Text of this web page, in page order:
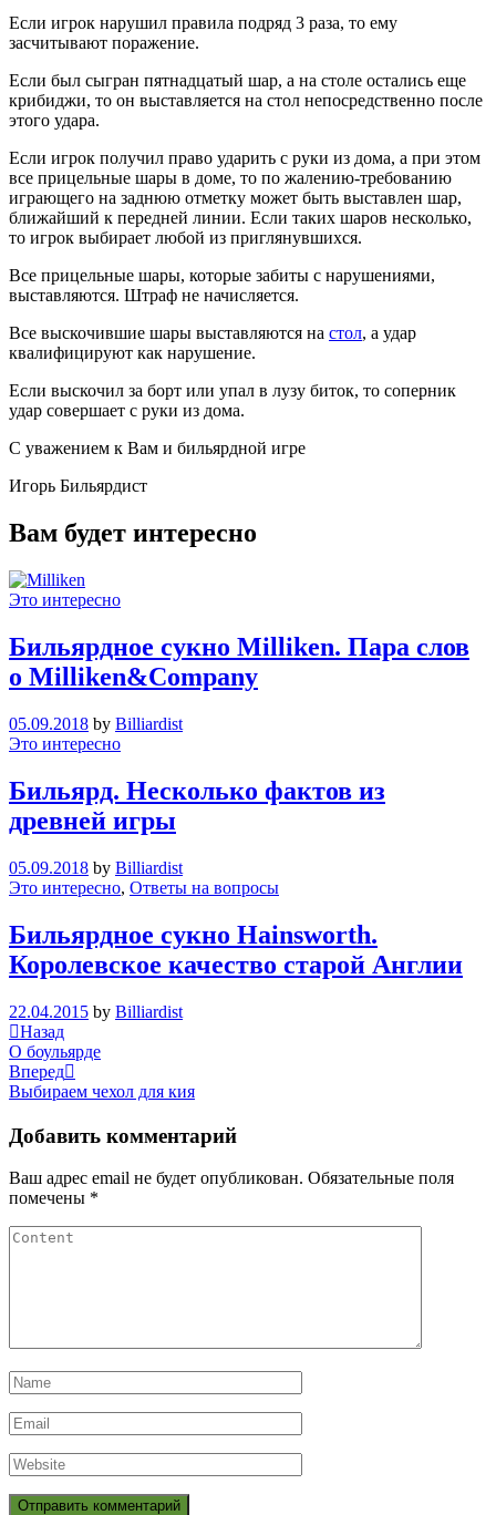
Если игрок нарушил правила подряд 3 раза, то ему
засчитывают поражение.
Если был сыгран пятнадцатый шар, а на столе остались еще
крибиджи, то он выставляется на стол непосредственно после
этого удара.
Если игрок получил право ударить с руки из дома, а при этом
все прицельные шары в доме, то по жалению-требованию
играющего на заднюю отметку может быть выставлен шар,
ближайший к передней линии. Если таких шаров несколько,
то игрок выбирает любой из приглянувшихся.
Все прицельные шары, которые забиты с нарушениями,
выставляются. Штраф не начисляется.
Все выскочившие шары выставляются на стол, а удар
квалифицируют как нарушение.
Если выскочил за борт или упал в лузу биток, то соперник
удар совершает с руки из дома.
С уважением к Вам и бильярдной игре
Игорь Бильярдист
Вам будет интересно
Это интересно
Бильярдное сукно Milliken. Пара слов
о Milliken&Company
05.09.2018 by Billiardist
Это интересно
Бильярд. Несколько фактов из
древней игры
05.09.2018 by Billiardist
Это интересно, Ответы на вопросы
Бильярдное сукно Hainsworth.
Королевское качество старой Англии
22.04.2015 by Billiardist
Навигация
по
записям
Previous
Post
Назад
О боульярде
Next
Post
Вперед
Выбираем чехол для кия
Добавить комментарий
Ваш адрес email не будет опубликован. Обязательные поля
помечены *